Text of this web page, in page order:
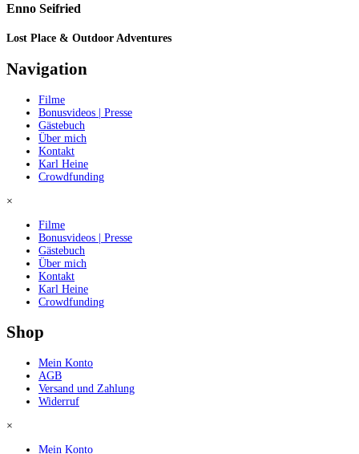
Enno Seifried
Lost Place & Outdoor Adventures
Navigation
Filme
Bonusvideos | Presse
Gästebuch
Über mich
Kontakt
Karl Heine
Crowdfunding
×
Filme
Bonusvideos | Presse
Gästebuch
Über mich
Kontakt
Karl Heine
Crowdfunding
Shop
Mein Konto
AGB
Versand und Zahlung
Widerruf
×
Mein Konto